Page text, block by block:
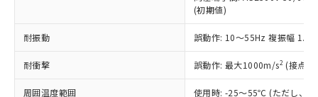
(初期値)
耐振動 誤動作: 10～55Hz 複振幅
耐衝撃 誤動作: 最大1000m/s2 (接点
周囲温度範囲
使用時: -25～55℃ (ただし、氷
在庫状況および標準価格結果を当社の
事前の承諾なく第三者に漏洩または開
示しないようお願いします。
マイパーツ機能（部品リスト作成サー
ビス）をご利用いただくには、I-Web
部品在庫の切り替え状況などにより、予定
月が前後することがあります。
準値以下であることを示します。
「10」：通常の使用状況下において有害物
質が外部に漏えいし、環境に深刻な影響を
及ぼさない年数を意味します。
当社は、貴社製品を第三者に販売する
場合は、上記1、2および3の内容を当
該第三者に通知します。また当社は、
販売先および販売に係わる関係者が違
法に輸出するおそれがある場合は、取
り引きをいたしません。
たはお客様担当のオムロン制御
機器販売店・当社販売員にご確
受注生産機種、また在庫状況の
情報を公開していない機種